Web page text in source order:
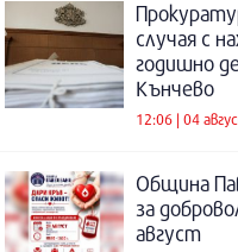
случая с
годишно
Кънчево
12:06 | 04
Община
за
август